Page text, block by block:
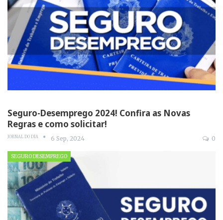
Seguro-Desemprego 2024! Confira as Novas
Regras e como solicitar!
JORNAL DO DIA 6 Sep, 2024 0
SEGURO DESEMPREGO